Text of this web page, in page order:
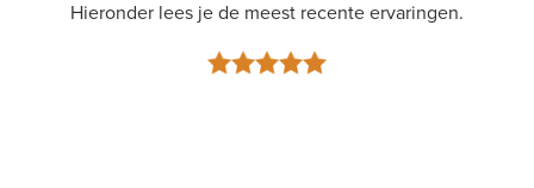
ShopHieronder lees je de meest recente ervaringen.